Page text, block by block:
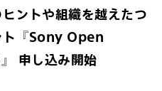
ントや組織を越えたつ
ト『Sony Open
申し込み開始
ボタンからお願いします。